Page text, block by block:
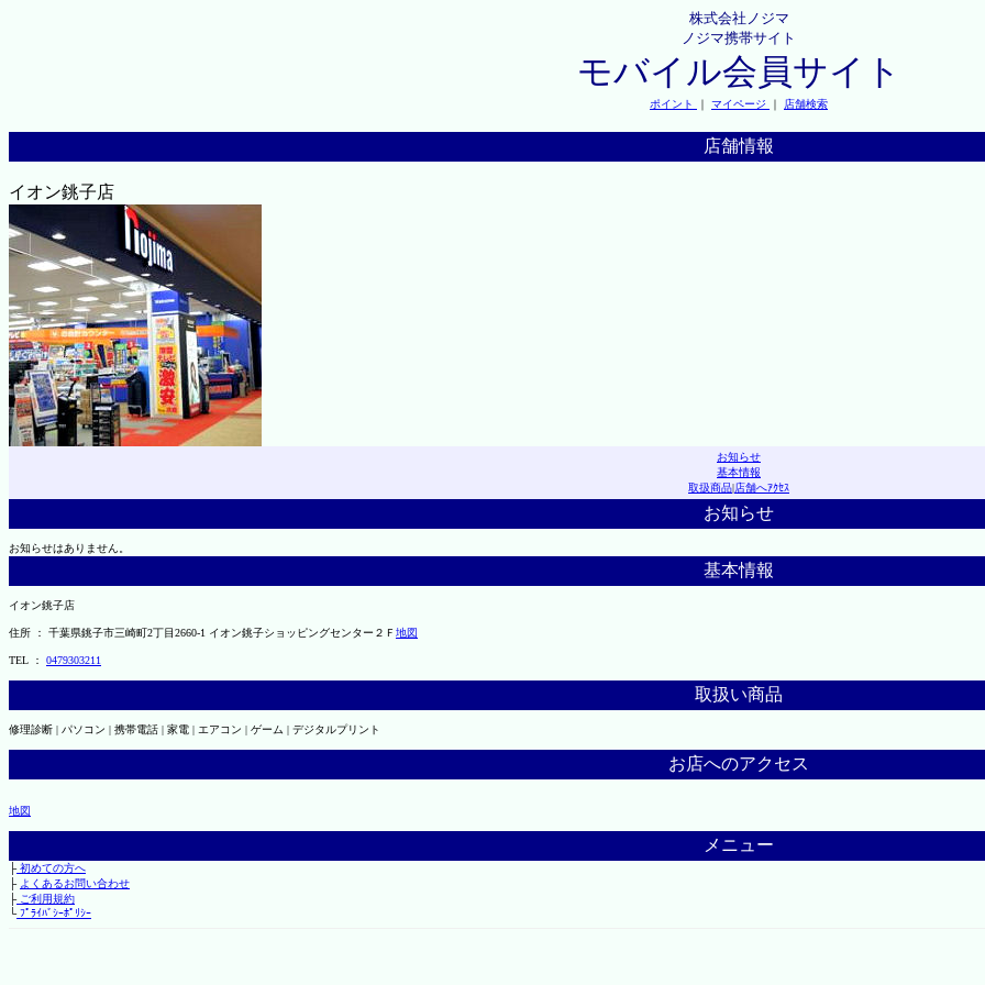
株式会社ノジマ
ノジマ携帯サイト
モバイル会員サイト
ポイント ｜ マイページ ｜ 店舗検索
店舗情報
イオン銚子店
お知らせ
基本情報
取扱商品|店舗へｱｸｾｽ
お知らせ
お知らせはありません。
基本情報
イオン銚子店
住所 ： 千葉県銚子市三崎町2丁目2660-1 イオン銚子ショッピングセンター２Ｆ 地図
TEL ： 0479303211
取扱い商品
修理診断 | パソコン | 携帯電話 | 家電 | エアコン | ゲーム | デジタルプリント
お店へのアクセス
地図
メニュー
├初めての方へ
├ よくあるお問い合わせ
├ご利用規約
└ﾌﾟﾗｲﾊﾞｼｰﾎﾟﾘｼｰ